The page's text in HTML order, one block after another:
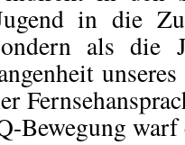
in die
als
Bewegung warf